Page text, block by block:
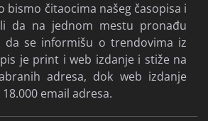
bismo čitaocima našeg časopisa i
da na jednom mestu pronađu
se informišu o trendovima iz
je print i web izdanje i stiže na
adresa, dok web izdanje
email adresa.